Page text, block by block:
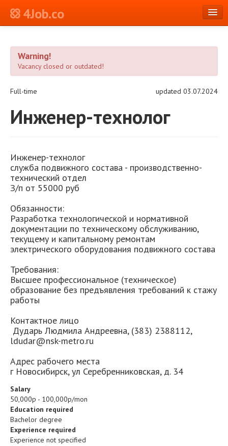
4Job.co
Log in or Register
Warning!
Vacancy closed or outdated!
Full-time updated 03.07.2024
Инженер-технолог
Инженер-технолог
служба подвижного состава - производственно-
технический отдел
З/п от 55000 руб
Обязанности:
Разработка технологической и нормативной
документации по техническому обслуживанию,
текущему и капитальному ремонтам
электрического оборудования подвижного состава
Требования:
Высшее профессиональное (техническое)
образование без предъявления требований к стажу
работы
Контактное лицо
Дударь Людмила Андреевна, (383) 2388112,
ldudar@nsk-metro.ru
Адрес рабочего места
г Новосибирск, ул Серебренниковская, д. 34
Salary
50,000р - 100,000р/mon
Education required
Bachelor degree
Experience required
Experience not specified